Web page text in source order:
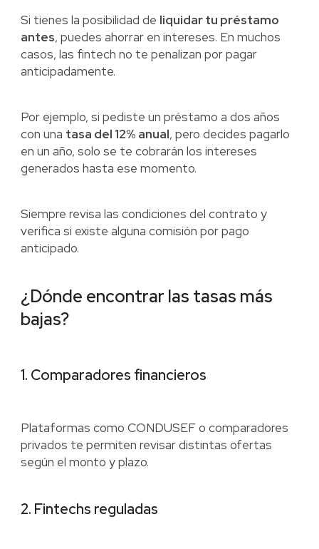
Si tienes la posibilidad de liquidar tu préstamo
antes, puedes ahorrar en intereses. En muchos
casos, las fintech no te penalizan por pagar
anticipadamente.
Por ejemplo, si pediste un préstamo a dos años
con una tasa del 12% anual, pero decides pagarlo
en un año, solo se te cobrarán los intereses
generados hasta ese momento.
Siempre revisa las condiciones del contrato y
verifica si existe alguna comisión por pago
anticipado.
¿Dónde encontrar las tasas más
bajas?
1. Comparadores financieros
Plataformas como CONDUSEF o comparadores
privados te permiten revisar distintas ofertas
según el monto y plazo.
2. Fintechs reguladas